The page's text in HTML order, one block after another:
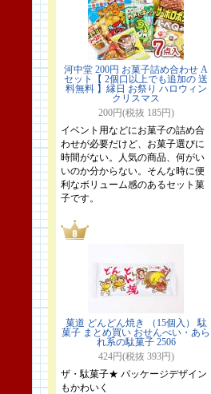
河中堂 200円 お菓子詰め合わせ A
セット【 2個口以上でも追加の 送
料無料 】縁日 お祭り ハロウィン
クリスマス
200円(税抜 185円)
イベント用などにお菓子の詰め合
わせが必要だけど、お菓子選びに
時間がない。人気の商品、何がい
いのか分からない。そんな時に便
利なボリューム感のあるセット菓
子です。
菓道 どんどん焼き （15個入） 駄
菓子 まとめ買い おせんべい・あら
れ系の駄菓子 2506
424円(税抜 393円)
ザ・駄菓子★ パッケージデザイン
もかわいく